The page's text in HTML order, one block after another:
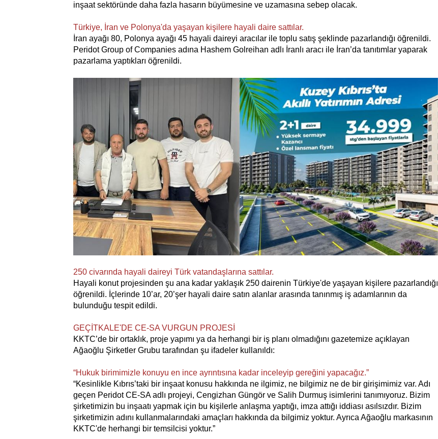
inşaat sektöründe daha fazla hasarın büyümesine ve uzamasına sebep olacak.
Türkiye, İran ve Polonya'da yaşayan kişilere hayali daire sattılar.
İran ayağı 80, Polonya ayağı 45 hayali daireyi aracılar ile toplu satış şeklinde pazarlandığı öğrenildi.
Peridot Group of Companies adına Hashem Golreihan adlı İranlı aracı ile İran’da tanıtımlar yaparak
pazarlama yaptıkları öğrenildi.
250 civarında hayali daireyi Türk vatandaşlarına sattılar.
Hayali konut projesinden şu ana kadar yaklaşık 250 dairenin Türkiye'de yaşayan kişilere pazarlandığı
öğrenildi. İçlerinde 10’ar, 20’şer hayali daire satın alanlar arasında tanınmış iş adamlarının da
bulunduğu tespit edildi.
GEÇİTKALE'DE CE-SA VURGUN PROJESİ
KKTC’de bir ortaklık, proje yapımı ya da herhangi bir iş planı olmadığını gazetemize açıklayan
Ağaoğlu Şirketler Grubu tarafından şu ifadeler kullanıldı:
“Hukuk birimimizle konuyu en ince ayrıntısına kadar inceleyip gereğini yapacağız.”
“Kesinlikle Kıbrıs’taki bir inşaat konusu hakkında ne ilgimiz, ne bilgimiz ne de bir girişimimiz var. Adı
geçen Peridot CE-SA adlı projeyi, Cengizhan Güngör ve Salih Durmuş isimlerini tanımıyoruz. Bizim
şirketimizin bu inşaatı yapmak için bu kişilerle anlaşma yaptığı, imza attığı iddiası asılsızdır. Bizim
şirketimizin adını kullanmalarındaki amaçları hakkında da bilgimiz yoktur. Ayrıca Ağaoğlu markasının
KKTC'de herhangi bir temsilcisi yoktur.”